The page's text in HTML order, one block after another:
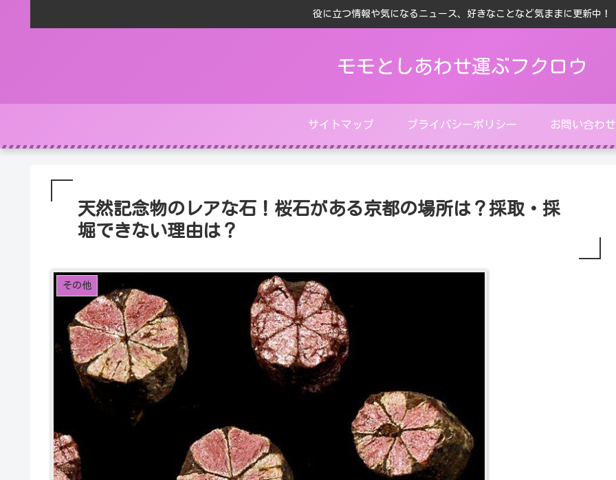
役に立つ情報や気になるニュース、好きなことなど気ままに更新中！
モモとしあわせ運ぶフクロウ
サイトマップ プライバシーポリシー お問い合わせ
天然記念物のレアな石！桜石がある京都の場所は？採取・採
堀できない理由は？
その他